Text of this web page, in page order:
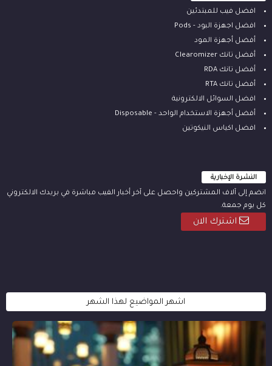
افضل فيب للمبتدئين
افضل اجهزة البود - Pods
أفضل أجهزة المود
أفضل تانك Clearomizer
أفضل تانك RDA
أفضل تانك RTA
افضل السوائل الالكترونية
أفضل أجهزة الاستخدام الواحد - Disposable
افضل اكياس النيكوتين
النشرة الإخبارية
انضم إلى آلاف المشتركين واحصل على آخر أخبار الفيب مباشرة في بريدك الالكتروني
كل يوم جمعة.
اشترك الان
اشهر المواضيع لهذا الشهر